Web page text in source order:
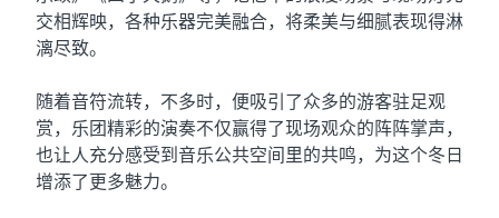
交相辉映，各种乐器完美融合，将柔美与细腻表现得淋
漓尽致。
随着音符流转，不多时，便吸引了众多的游客驻足观
赏，乐团精彩的演奏不仅赢得了现场观众的阵阵掌声，
也让人充分感受到音乐公共空间里的共鸣，为这个冬日
增添了更多魅力。